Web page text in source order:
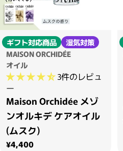
ギフト対応商品
湿気対策
MAISON ORCHIDÉE
オイル
3件のレビュ
ー
Maison Orchidée メゾ
ンオルキデ ケアオイル
(ムスク)
通常価格
¥4,400